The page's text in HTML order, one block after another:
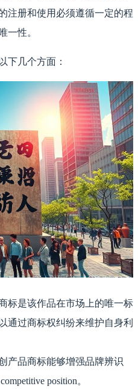
注册和使用必须遵循一定的程
一性。
下几个方面：
标是该作品在市场上的唯一标
通过商标权纠纷来维护自身利
产品商标能够增强品牌辨识
position。